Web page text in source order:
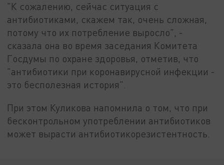
"К сожалению, сейчас ситуация с
антибиотиками, скажем так, очень сложная,
потому что их потребление выросло", -
сказала она во время заседания Комитета
Госдумы по охране здоровья, отметив, что
"антибиотики при коронавирусной инфекции -
это бесполезная история".
При этом Куликова напомнила о том, что при
бесконтрольном употреблении антибиотиков
может вырасти антибиотикорезистентность.